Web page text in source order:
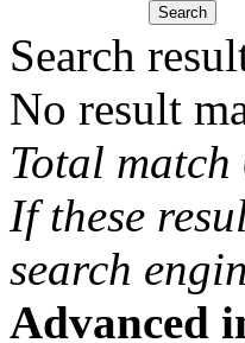
Search
No result
Total match
If these
search
Advanced